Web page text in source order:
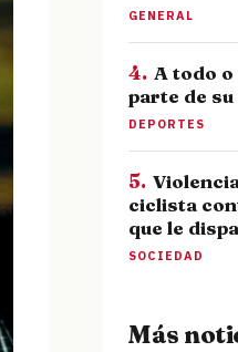
GENERAL
4. A todo
parte de
DEPORTES
5.
ciclista
que le
SOCIEDAD
Más